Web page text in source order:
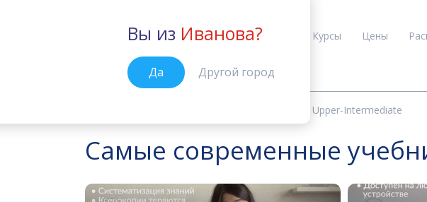
Иваново
Вы из Иванова?
Да Другой город
Курсы Цены
Outcomes: Upper-Intermediate
Самые современные